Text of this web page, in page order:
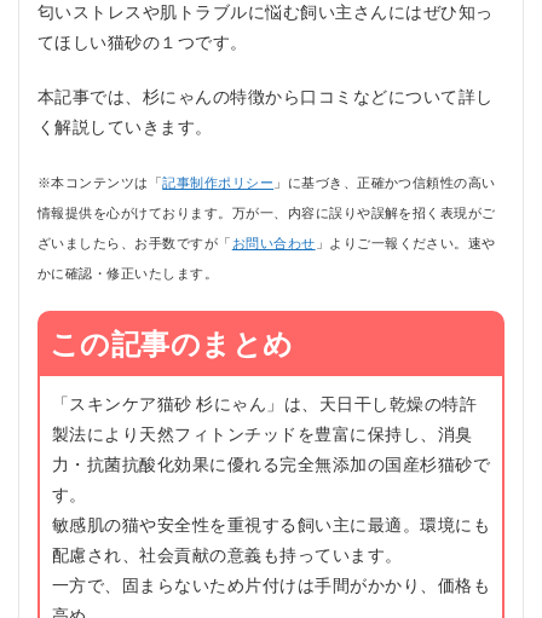
匂いストレスや肌トラブルに悩む飼い主さんにはぜひ知っ
てほしい猫砂の１つです。
本記事では、杉にゃんの特徴から口コミなどについて詳し
く解説していきます。
※本コンテンツは「記事制作ポリシー 」に基づき、正確かつ信頼性の高い
情報提供を心がけております。万が一、内容に誤りや誤解を招く表現がご
ざいましたら、お手数ですが「 お問い合わせ 」よりご一報ください。速や
かに確認・修正いたします。
この記事のまとめ
「スキンケア猫砂 杉にゃん」は、天日干し乾燥の特許
製法により天然フィトンチッドを豊富に保持し、消臭
力・抗菌抗酸化効果に優れる完全無添加の国産杉猫砂で
す。
敏感肌の猫や安全性を重視する飼い主に最適。環境にも
配慮され、社会貢献の意義も持っています。
一方で、固まらないため片付けは手間がかかり、価格も